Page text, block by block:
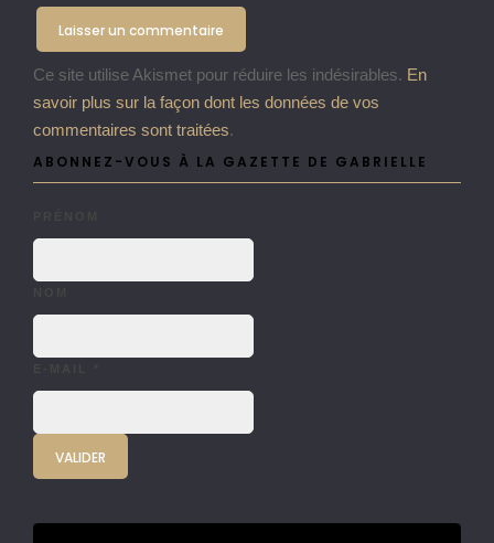
Ce site utilise Akismet pour réduire les indésirables. En
savoir plus sur la façon dont les données de vos
commentaires sont traitées.
ABONNEZ-VOUS À LA GAZETTE DE GABRIELLE